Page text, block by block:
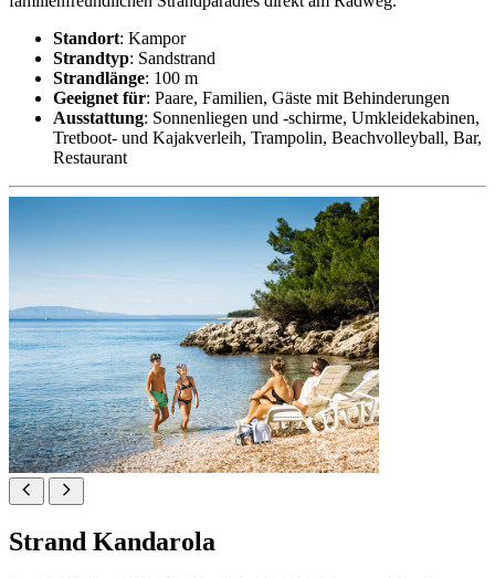
Standort: Kampor
Strandtyp: Sandstrand
Strandlänge: 100 m
Geeignet für: Paare, Familien, Gäste mit Behinderungen
Ausstattung: Sonnenliegen und -schirme, Umkleidekabinen,
Tretboot- und Kajakverleih, Trampolin, Beachvolleyball, Bar,
Restaurant
Strand Kandarola